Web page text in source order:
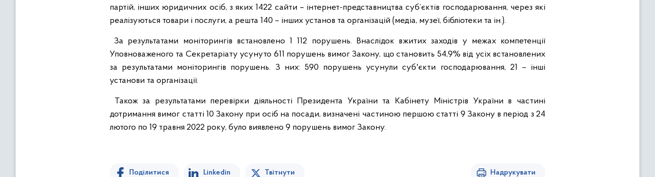
партій, інших юридичних осіб, з яких 1422 сайти – інтернет-представництва суб’єктів господарювання, через які
реалізуються товари і послуги, а решта 140 – інших установ та організацій (медіа, музеї, бібліотеки та ін.).
За результатами моніторингів встановлено 1 112 порушень. Внаслідок вжитих заходів у межах компетенції
Уповноваженого та Секретаріату усунуто 611 порушень вимог Закону, що становить 54,9% від усіх встановлених
за результатами моніторингів порушень. З них: 590 порушень усунули суб'єкти господарювання, 21 – інші
установи та організації.
Також за результатами перевірки діяльності Президента України та Кабінету Міністрів України в частині
дотримання вимог статті 10 Закону при осіб на посади, визначені частиною першою статті 9 Закону в період з 24
лютого по 19 травня 2022 року, було виявлено 9 порушень вимог Закону.
Поділитися Linkedin Твітнути Надрукувати